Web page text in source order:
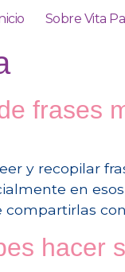
Sobre Vita
frases
y recopilar
en
hacer